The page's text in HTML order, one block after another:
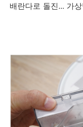
배란다로 돌진... 가